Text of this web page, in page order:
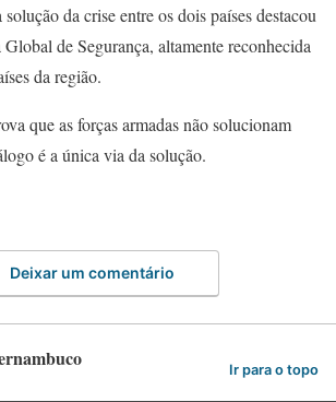
da crise entre os dois países destacou
de Segurança, altamente reconhecida
da região.
que as forças armadas não solucionam
é a única via da solução.
Deixar um comentário
Ir para o topo